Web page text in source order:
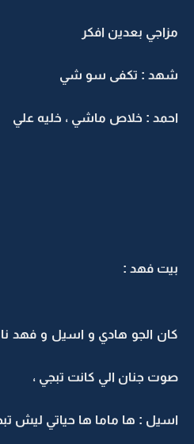
مزاجي بعدين افكر
شهد : تكفى سو شي
احمد : خلاص ماشي ، خليه علي
بيت فهد :
كان الجو هادي و اسيل و فهد
صوت جنان الي كانت تبجي ،
اسيل : ها ماما ها حياتي ليش